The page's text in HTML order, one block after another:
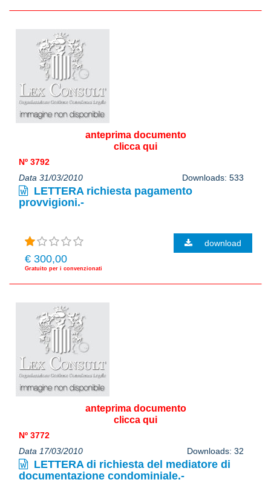
anteprima documento
clicca qui
Nº 3792
Data 31/03/2010
Downloads: 533
LETTERA richiesta pagamento
provvigioni.-
€ 300,00
Gratuito per i convenzionati
download
anteprima documento
clicca qui
Nº 3772
Data 17/03/2010
Downloads: 32
LETTERA di richiesta del mediatore di
documentazione condominiale.-